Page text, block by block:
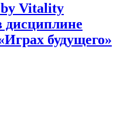
Vitality
дисциплине
будущего»